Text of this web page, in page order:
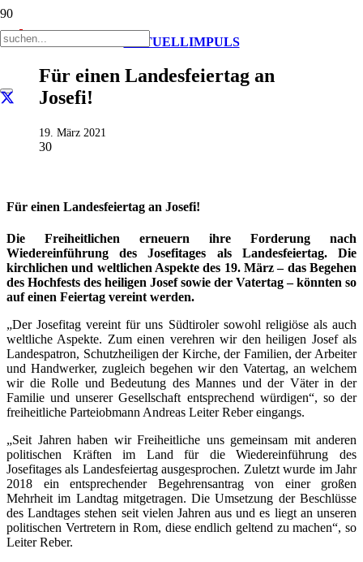
AKTUELLIMPULS
Für einen Landesfeiertag an
Josefi!
19. März 2021
30
Für einen Landesfeiertag an Josefi!
Die Freiheitlichen erneuern ihre Forderung nach
Wiedereinführung des Josefitages als Landesfeiertag. Die
kirchlichen und weltlichen Aspekte des 19. März – das Begehen
des Hochfests des heiligen Josef sowie der Vatertag – könnten so
auf einen Feiertag vereint werden.
„Der Josefitag vereint für uns Südtiroler sowohl religiöse als auch
weltliche Aspekte. Zum einen verehren wir den heiligen Josef als
Landespatron, Schutzheiligen der Kirche, der Familien, der Arbeiter
und Handwerker, zugleich begehen wir den Vatertag, an welchem
wir die Rolle und Bedeutung des Mannes und der Väter in der
Familie und unserer Gesellschaft entsprechend würdigen“, so der
freiheitliche Parteiobmann Andreas Leiter Reber eingangs.
„Seit Jahren haben wir Freiheitliche uns gemeinsam mit anderen
politischen Kräften im Land für die Wiedereinführung des
Josefitages als Landesfeiertag ausgesprochen. Zuletzt wurde im Jahr
2018 ein entsprechender Begehrensantrag von einer großen
Mehrheit im Landtag mitgetragen. Die Umsetzung der Beschlüsse
des Landtages stehen seit vielen Jahren aus und es liegt an unseren
politischen Vertretern in Rom, diese endlich geltend zu machen“, so
Leiter Reber.